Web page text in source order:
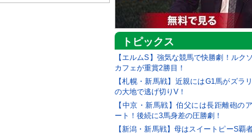
トピックス
【エルムS】強気な競馬で快勝劇！ルク
カフェが重賞2勝目！
【札幌・新馬戦】近親にはG1馬がズラ
の大地で逃げ切りV！
【中京・新馬戦】伯父には長距離砲の
ート！後続に3馬身差の圧勝劇！
【新潟・新馬戦】母はスイートピーS覇